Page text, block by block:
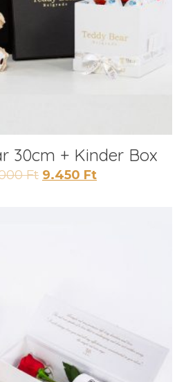
30cm + Kinder Box
Ft Original
9.450 FtCurrent